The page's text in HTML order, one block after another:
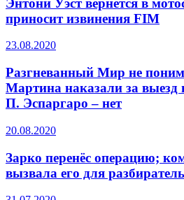
приносит извинения FIM
23.08.2020
Разгневанный Мир не
Мартина наказали за выезд
П. Эспаргаро – нет
20.08.2020
Зарко перенёс операцию;
вызвала его для